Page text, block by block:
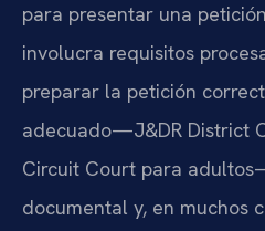
para presentar una
involucra requisitos
preparar la petición
adecuado—J&DR District
Circuit Court para
documental y, en muchos